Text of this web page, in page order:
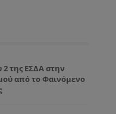
της ΕΣΔΑ στην
από το Φαινόμενο